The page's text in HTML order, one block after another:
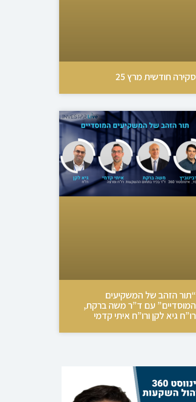
סקירה חודשית מרץ 25
“תור הזהב של המשקיעים
המוסדיים” עם ד”ר משה ברקת,
רו”ח גיא לקן ורו”ח איתי קדמי